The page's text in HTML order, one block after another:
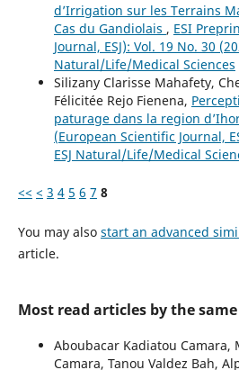
d’Irrigation sur les Terrains
Cas du Gandiolais , ESI
Journal, ESJ): Vol. 19 No. 30
Natural/Life/Medical Sciences
Silizany Clarisse Mahafety,
Félicitée Rejo Fienena,
paturage dans la region
(European Scientific Journal,
ESJ Natural/Life/Medical
<< < 3 4 5 6 7 8
You may also start an advanced
article.
Most read articles by the
Aboubacar Kadiatou Camara,
Camara, Tanou Valdez Bah,